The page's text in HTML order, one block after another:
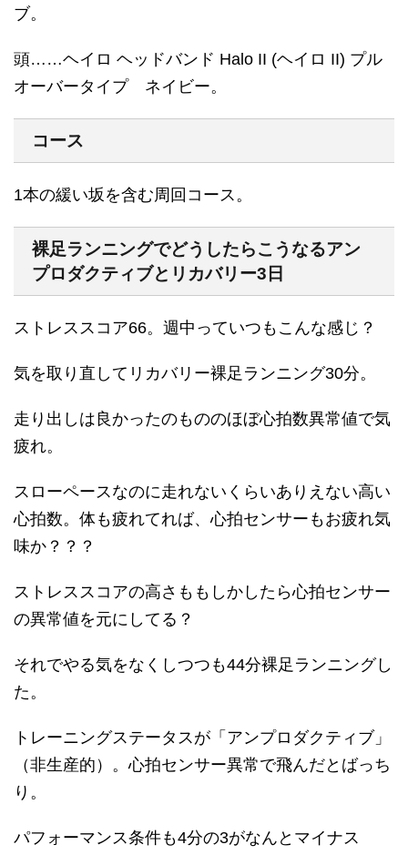
ブ。
頭……ヘイロ ヘッドバンド Halo II (ヘイロ II) プル
オーバータイプ ネイビー。
コース
1本の緩い坂を含む周回コース。
裸足ランニングでどうしたらこうなるアン
プロダクティブとリカバリー3日
ストレススコア66。週中っていつもこんな感じ？
気を取り直してリカバリー裸足ランニング30分。
走り出しは良かったのもののほぼ心拍数異常値で気
疲れ。
スローペースなのに走れないくらいありえない高い
心拍数。体も疲れてれば、心拍センサーもお疲れ気
味か？？？
ストレススコアの高さももしかしたら心拍センサー
の異常値を元にしてる？
それでやる気をなくしつつも44分裸足ランニングし
た。
トレーニングステータスが「アンプロダクティブ」
（非生産的）。心拍センサー異常で飛んだとばっち
り。
パフォーマンス条件も4分の3がなんとマイナス